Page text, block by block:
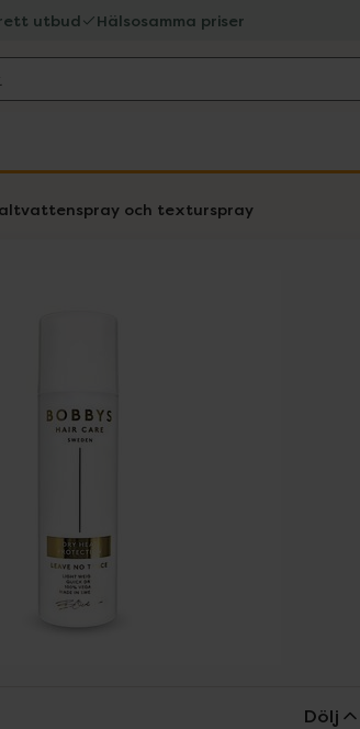
utbud Hälsosamma priser
och texturspray
Dölj